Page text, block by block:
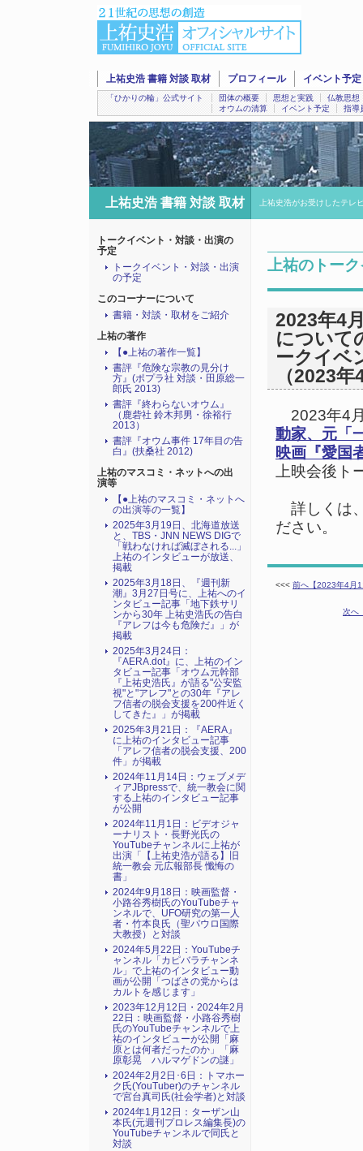
上祐史浩 書籍 対談 取材 プロフィール イベント予定
「ひかりの輪」公式サイト 団体の概要 思想と実践
仏教思想
オウムの清算
イベント予定 指導
上祐史浩 書籍 対談 取材 上祐史浩がお受けしたテレ
上祐のトー
2023年4
について
ークイベ
（2023
2023年4
動家、元「
映画『愛国
上映会後ト
詳しくは
ださい。
<<< 前へ【2023年4月
次へ
トークイベント・対談・出演の
予定
トークイベント・対談・出演
の予定
このコーナーについて
書籍・対談・取材をご紹介
上祐の著作
【●上祐の著作一覧】
書評『危険な宗教の見分け
方』(ポプラ社 対談・田原総一
郎氏 2013)
書評『終わらないオウム』
（鹿砦社 鈴木邦男・徐裕行
2013）
書評『オウム事件 17年目の告
白』(扶桑社 2012)
上祐のマスコミ・ネットへの出
演等
【●上祐のマスコミ・ネットへ
の出演等の一覧】
2025年3月19日、北海道放送
と、TBS・JNN NEWS DIGで
「戦わなければ滅ぼされる...」
上祐のインタビューが放送、
掲載
2025年3月18日、『週刊新
潮』3月27日号に、上祐へのイ
ンタビュー記事「地下鉄サリ
ンから30年 上祐史浩氏の告白
『アレフは今も危険だ』」が
掲載
2025年3月24日：
『AERA.dot』に、上祐のイン
タビュー記事「オウム元幹部
『上祐史浩氏』が語る"公安監
視"と"アレフ"との30年『アレ
フ信者の脱会支援を200件近く
してきた』」が掲載
2025年3月21日：『AERA』
に上祐のインタビュー記事
「アレフ信者の脱会支援、200
件」が掲載
2024年11月14日：ウェブメデ
ィアJBpressで、統一教会に関
する上祐のインタビュー記事
が公開
2024年11月1日：ビデオジャ
ーナリスト・長野光氏の
YouTubeチャンネルに上祐が
出演「【上祐史浩が語る】旧
統一教会 元広報部長 懺悔の
書」
2024年9月18日：映画監督・
小路谷秀樹氏のYouTubeチャ
ンネルで、UFO研究の第一人
者・竹本良氏（聖パウロ国際
大教授）と対談
2024年5月22日：YouTubeチ
ャンネル「カピバラチャンネ
ル」で上祐のインタビュー動
画が公開「つばさの党からは
カルトを感じます」
2023年12月12日・2024年2月
22日：映画監督・小路谷秀樹
氏のYouTubeチャンネルで上
祐のインタビューが公開「麻
原とは何者だったのか」「麻
原彰晃 ハルマゲドンの謎」
2024年2月2日･6日：トマホー
ク氏(YouTuber)のチャンネル
で宮台真司氏(社会学者)と対談
2024年1月12日：ターザン山
本氏(元週刊プロレス編集長)の
YouTubeチャンネルで同氏と
対談